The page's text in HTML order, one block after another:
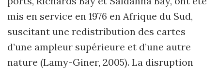
mis en service en 1976 en Afrique du Sud,
suscitant une redistribution des cartes
d’une ampleur supérieure et d’une autre
nature (Lamy-Giner, 2005). La disruption